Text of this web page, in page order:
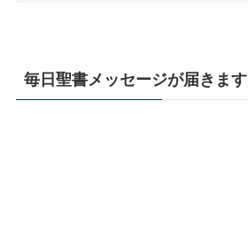
毎日聖書メッセージが届きます